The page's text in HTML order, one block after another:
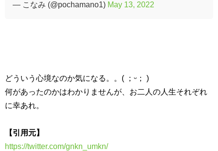
— こなみ (@pochamano1) May 13, 2022
どういう心境なのか気になる。。( ；ᵕ； )
何があったのかはわかりませんが、お二人の人生それぞれ
に幸あれ。
【引用元】
https://twitter.com/gnkn_umkn/